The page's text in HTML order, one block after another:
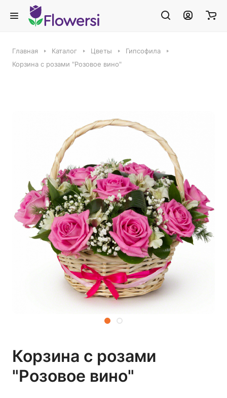
Главная Каталог Цветы
Гипсофила
Корзина с розами "Розовое вино"
Корзина с розами
"Розовое вино"